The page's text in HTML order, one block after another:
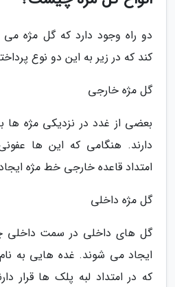
دو راه وجود دارد که گل مژه می
کند که در زیر به این دو نوع
گل مژه خارجی
بعضی از غدد در نزدیکی مژه ها
دارند. هنگامی که این ها
امتداد قاعده خارجی خط مژه
گل مژه داخلی
گل های داخلی در سمت داخلی
ایجاد می شوند. غده هایی به
که در امتداد لبه پلک ها قرار